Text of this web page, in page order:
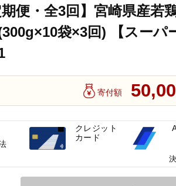
期便・全3回】宮崎県産若
袋×3回) 【スーパ
寄付額
クレジット
カード